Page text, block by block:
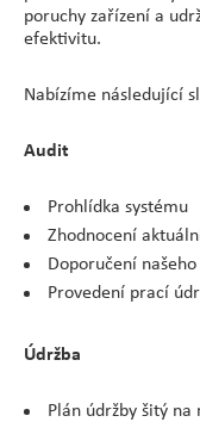
poruchy zařízení a
efektivitu.
Nabízíme následující
Audit
Prohlídka systému
Zhodnocení
Doporučení
Provedení prací
Údržba
Plán údržby šitý